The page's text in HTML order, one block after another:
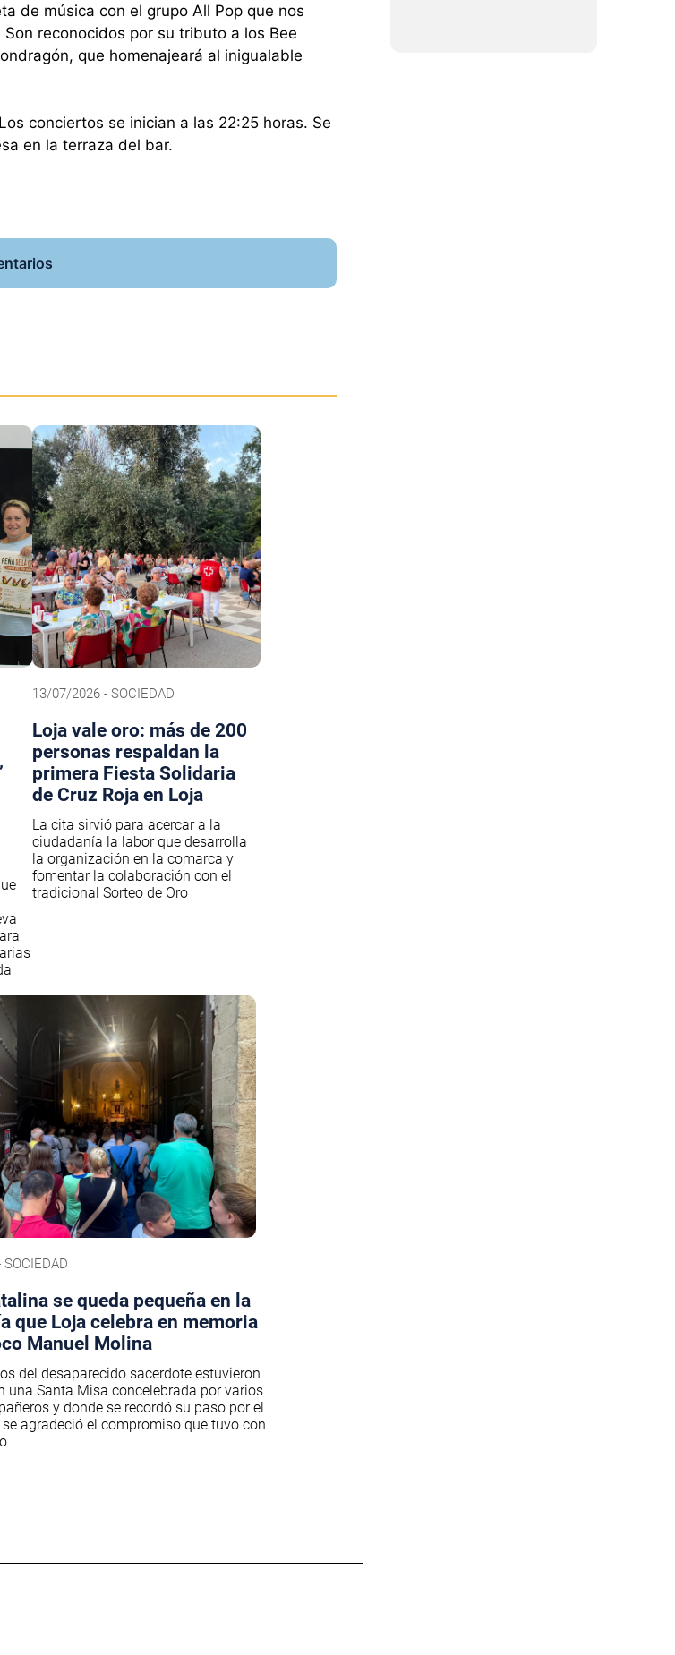
de música con el grupo All Pop que nos
reconocidos por su tributo a los Bee
que homenajeará al inigualable
conciertos se inician a las 22:25 horas. Se
en la terraza del bar.
13/07/2026 - SOCIEDAD
Loja vale oro: más de 200
personas respaldan la
primera Fiesta Solidaria
de Cruz Roja en Loja
La cita sirvió para acercar a la
ciudadanía la labor que desarrolla
la organización en la comarca y
fomentar la colaboración con el
tradicional Sorteo de Oro
se queda pequeña en la
que Loja celebra en memoria
Manuel Molina
del desaparecido sacerdote estuvieron
una Santa Misa concelebrada por varios
y donde se recordó su paso por el
agradeció el compromiso que tuvo con